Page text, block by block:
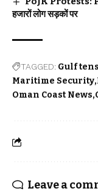
हजारों लोग सड़कों पर
TAGGED: Gulf
Maritime Security
Oman Coast News
Leave a